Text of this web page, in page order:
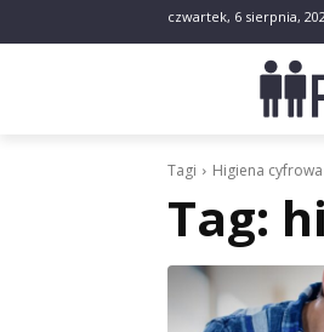
czwartek, 6 sierpnia,
Tagi Higiena cyfrowa
Tag: